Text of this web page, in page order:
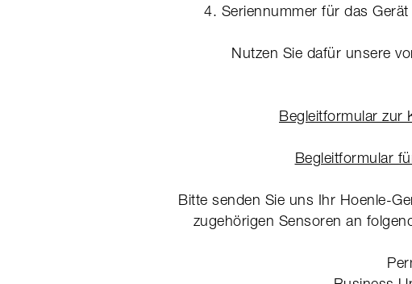
4. Seriennummer für das
Nutzen Sie dafür unsere
Begleitformular zur
Begleitformular
Bitte senden Sie uns Ihr Hoenle-
zugehörigen Sensoren an